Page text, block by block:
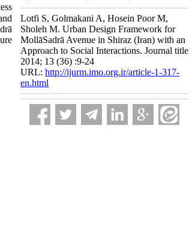
Lotfi S, Golmakani A, Hosein Poor M,
Sholeh M. Urban Design Framework for
MollāSadrā Avenue in Shiraz (Iran) with an
Approach to Social Interactions. Journal title
2014; 13 (36) :9-24
URL: http://ijurm.imo.org.ir/article-1-317-
en.html